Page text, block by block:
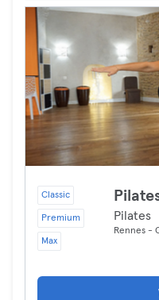
Classic
Premium
Max
Pilates
Rennes -